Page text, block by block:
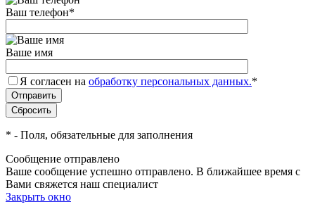
Ваш телефон*
Ваше имя
Я согласен на обработку персональных данных.*
* - Поля, обязательные для заполнения
Сообщение отправлено
Ваше сообщение успешно отправлено. В ближайшее время с
Вами свяжется наш специалист
Закрыть окно